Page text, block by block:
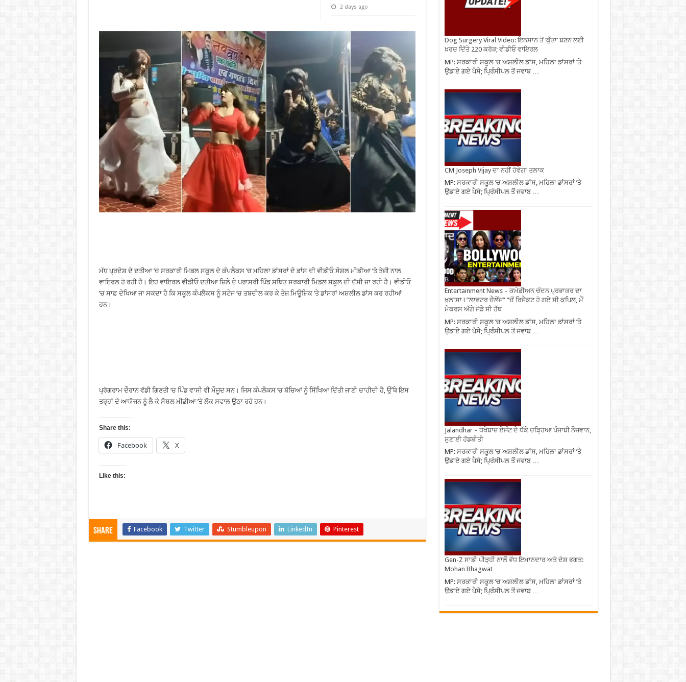
2 days ago
ਮੱਧ ਪ੍ਰਦੇਸ਼ ਦੇ ਦਤੀਆ ’ਚ ਸਰਕਾਰੀ ਮਿਡਲ ਸਕੂਲ ਦੇ ਕੰਪਲੈਕਸ ’ਚ ਮਹਿਲਾ ਡਾਂਸਰਾਂ ਦੇ ਡਾਂਸ ਦੀ ਵੀਡੀਓ ਸੋਸ਼ਲ ਮੀਡੀਆ ’ਤੇ ਤੇਜ਼ੀ ਨਾਲ
ਵਾਇਰਲ ਹੋ ਰਹੀ ਹੈ। ਇਹ ਵਾਇਰਲ ਵੀਡੀਓ ਦਤੀਆ ਜ਼ਿਲੇ ਦੇ ਪਰਾਸਰੀ ਪਿੰਡ ਸਥਿਤ ਸਰਕਾਰੀ ਮਿਡਲ ਸਕੂਲ ਦੀ ਦੱਸੀ ਜਾ ਰਹੀ ਹੈ। ਵੀਡੀਓ
’ਚ ਸਾਫ਼ ਦੇਖਿਆ ਜਾ ਸਕਦਾ ਹੈ ਕਿ ਸਕੂਲ ਕੰਪਲੈਕਸ ਨੂੰ ਸਟੇਜ ’ਚ ਤਬਦੀਲ ਕਰ ਕੇ ਤੇਜ਼ ਮਿਊਜ਼ਿਕ ’ਤੇ ਡਾਂਸਰਾਂ ਅਸ਼ਲੀਲ ਡਾਂਸ ਕਰ ਰਹੀਆਂ
ਹਨ।
ਪ੍ਰੋਗਰਾਮ ਦੌਰਾਨ ਵੱਡੀ ਗਿਣਤੀ ’ਚ ਪਿੰਡ ਵਾਸੀ ਵੀ ਮੌਜੂਦ ਸਨ। ਜਿਸ ਕੰਪਲੈਕਸ ’ਚ ਬੱਚਿਆਂ ਨੂੰ ਸਿੱਖਿਆ ਦਿੱਤੀ ਜਾਣੀ ਚਾਹੀਦੀ ਹੈ, ਉੱਥੇ ਇਸ
ਤਰ੍ਹਾਂ ਦੇ ਆਯੋਜਨ ਨੂੰ ਲੈ ਕੇ ਸੋਸ਼ਲ ਮੀਡੀਆ ’ਤੇ ਲੋਕ ਸਵਾਲ ਉਠਾ ਰਹੇ ਹਨ।
Share this:
Facebook X
Like this:
Share Facebook Twitter Stumbleupon LinkedIn Pinterest
Dog Surgery Viral Video: ਇਨਸਾਨ ਤੋਂ ‘ਕੁੱਤਾ’ ਬਣਨ ਲਈ
ਖ਼ਰਚ ਦਿੱਤੇ 220 ਕਰੋੜ; ਵੀਡੀਓ ਵਾਇਰਲ
MP: ਸਰਕਾਰੀ ਸਕੂਲ ’ਚ ਅਸ਼ਲੀਲ ਡਾਂਸ, ਮਹਿਲਾ ਡਾਂਸਰਾਂ ’ਤੇ
ਉਡਾਏ ਗਏ ਪੈਸੇ; ਪ੍ਰਿੰਸੀਪਲ ਤੋਂ ਜਵਾਬ …
CM Joseph Vijay ਦਾ ਨਹੀਂ ਹੋਵੇਗਾ ਤਲਾਕ
MP: ਸਰਕਾਰੀ ਸਕੂਲ ’ਚ ਅਸ਼ਲੀਲ ਡਾਂਸ, ਮਹਿਲਾ ਡਾਂਸਰਾਂ ’ਤੇ
ਉਡਾਏ ਗਏ ਪੈਸੇ; ਪ੍ਰਿੰਸੀਪਲ ਤੋਂ ਜਵਾਬ …
Entertainment News – ਕਮੇਡੀਅਨ ਚੰਦਨ ਪ੍ਰਭਾਕਰ ਦਾ
ਖੁਲਾਸਾ ! ”ਲਾਫਟਰ ਚੈਲੇਂਜ” ”ਚੋਂ ਰਿਜੈਕਟ ਹੋ ਗਏ ਸੀ ਕਪਿਲ, ਮੈਂ
ਮੇਕਰਸ ਅੱਗੇ ਜੋੜੇ ਸੀ ਹੱਥ
MP: ਸਰਕਾਰੀ ਸਕੂਲ ’ਚ ਅਸ਼ਲੀਲ ਡਾਂਸ, ਮਹਿਲਾ ਡਾਂਸਰਾਂ ’ਤੇ
ਉਡਾਏ ਗਏ ਪੈਸੇ; ਪ੍ਰਿੰਸੀਪਲ ਤੋਂ ਜਵਾਬ …
Jalandhar – ਧੋਖੇਬਾਜ਼ ਏਜੰਟ ਦੇ ਧੱਕੇ ਚੜ੍ਹਿਆ ਪੰਜਾਬੀ ਨੌਜਵਾਨ,
ਸੁਣਾਈ ਹੱਡਬੀਤੀ
MP: ਸਰਕਾਰੀ ਸਕੂਲ ’ਚ ਅਸ਼ਲੀਲ ਡਾਂਸ, ਮਹਿਲਾ ਡਾਂਸਰਾਂ ’ਤੇ
ਉਡਾਏ ਗਏ ਪੈਸੇ; ਪ੍ਰਿੰਸੀਪਲ ਤੋਂ ਜਵਾਬ …
Gen-Z ਸਾਡੀ ਪੀੜ੍ਹੀ ਨਾਲੋਂ ਵੱਧ ਇਮਾਨਦਾਰ ਅਤੇ ਦੇਸ਼ ਭਗਤ:
Mohan Bhagwat
MP: ਸਰਕਾਰੀ ਸਕੂਲ ’ਚ ਅਸ਼ਲੀਲ ਡਾਂਸ, ਮਹਿਲਾ ਡਾਂਸਰਾਂ ’ਤੇ
ਉਡਾਏ ਗਏ ਪੈਸੇ; ਪ੍ਰਿੰਸੀਪਲ ਤੋਂ ਜਵਾਬ …